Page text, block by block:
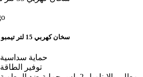
سخان كهربي 15 لتر تيمبو سماوي
حماية سداسية
توفير الطاقة